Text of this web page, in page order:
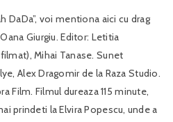
DaDa”, voi mentiona aici cu drag
Giurgiu. Editor: Letitia
Mihai Tanase. Sunet
Alex Dragomir de la Raza Studio.
Film. Filmul dureaza 115 minute,
prindeti la Elvira Popescu, unde a